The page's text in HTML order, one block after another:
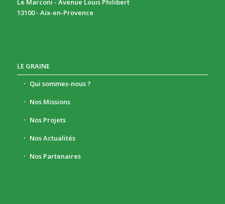
Le Marconi - Avenue Louis Philibert
13100 - Aix-en-Provence
LE GRAINE
Qui sommes-nous ?
Nos Missions
Nos Projets
Nos Actualités
Nos Partenaires